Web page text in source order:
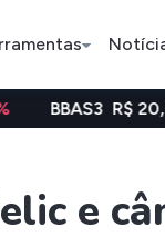
20,05 -0,94%
e